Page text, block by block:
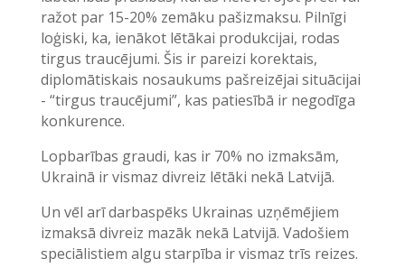
ražot par 15-20% zemāku pašizmaksu. Pilnīgi
loģiski, ka, ienākot lētākai produkcijai, rodas
tirgus traucējumi. Šis ir pareizi korektais,
diplomātiskais nosaukums pašreizējai situācijai
- “tirgus traucējumi”, kas patiesībā ir negodīga
konkurence.
Lopbarības graudi, kas ir 70% no izmaksām,
Ukrainā ir vismaz divreiz lētāki nekā Latvijā.
Un vēl arī darbaspēks Ukrainas uzņēmējiem
izmaksā divreiz mazāk nekā Latvijā. Vadošiem
speciālistiem algu starpība ir vismaz trīs reizes.